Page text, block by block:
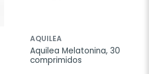
AQUILEA
Aquilea Melatonina, 30
comprimidos